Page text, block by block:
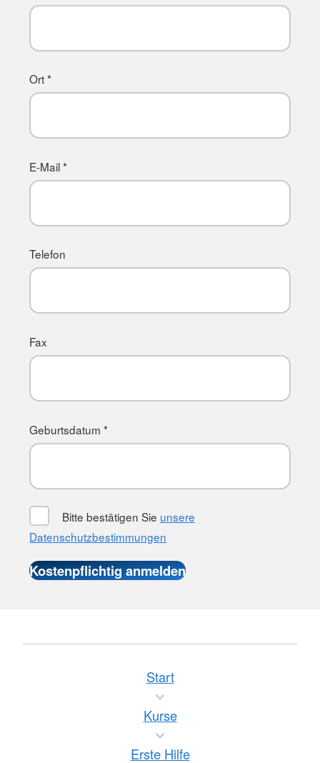
Ort *
E-Mail *
Telefon
Fax
Geburtsdatum *
Bitte bestätigen Sie unsere
Datenschutzbestimmungen
Start
Kurse
Erste Hilfe